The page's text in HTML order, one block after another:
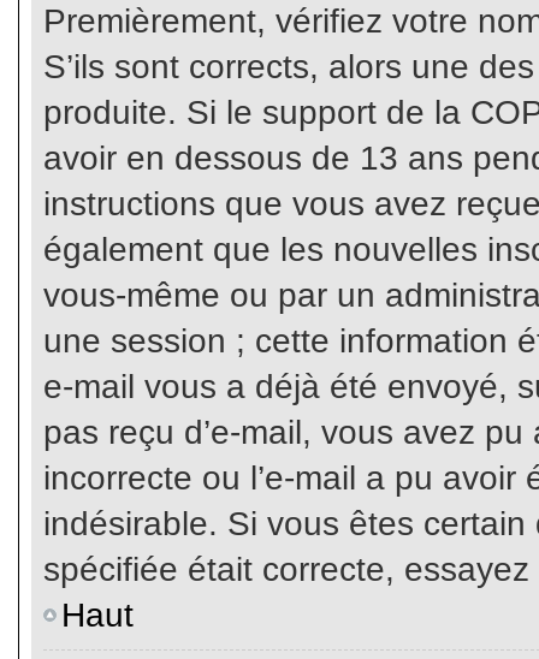
Premièrement, vérifiez votre
S’ils sont corrects, alors une
produite. Si le support de la
avoir en dessous de 13 ans
instructions que vous avez
également que les nouvelles
vous-même ou par un
une session ; cette information
e-mail vous a déjà été envoyé,
pas reçu d’e-mail, vous avez
incorrecte ou l’e-mail a pu
indésirable. Si vous êtes
spécifiée était correcte,
Haut